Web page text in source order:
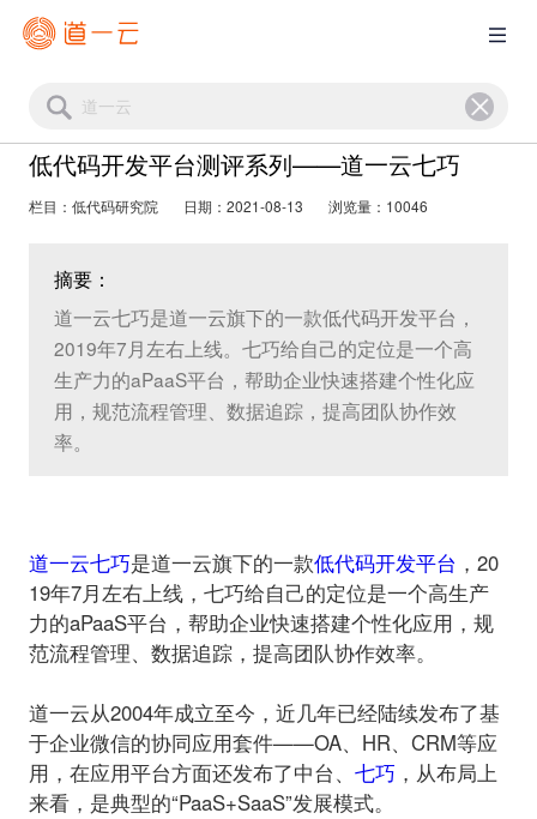
低代码开发平台测评系列——道一云七巧
栏目：低代码研究院 日期：2021-08-13 浏览量：10046
摘要：
道一云七巧是道一云旗下的一款低代码开发平台，
2019年7月左右上线。七巧给自己的定位是一个高
生产力的aPaaS平台，帮助企业快速搭建个性化应
用，规范流程管理、数据追踪，提高团队协作效
率。
道一云七巧是道一云旗下的一款低代码开发平台 ，20
19年7月左右上线，七巧给自己的定位是一个高生产
力的aPaaS平台，帮助企业快速搭建个性化应用，规
范流程管理、数据追踪，提高团队协作效率。
道一云从2004年成立至今，近几年已经陆续发布了基
于企业微信的协同应用套件——OA、HR、CRM等应
用，在应用平台方面还发布了中台、 七巧 ，从布局上
来看，是典型的“PaaS+SaaS”发展模式。